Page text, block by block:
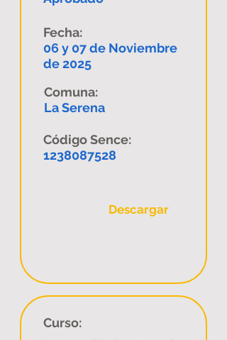
Fecha:
06 y 07 de Noviembre
de 2025
Comuna:
La Serena
Código Sence:
1238087528
Descargar
Curso: